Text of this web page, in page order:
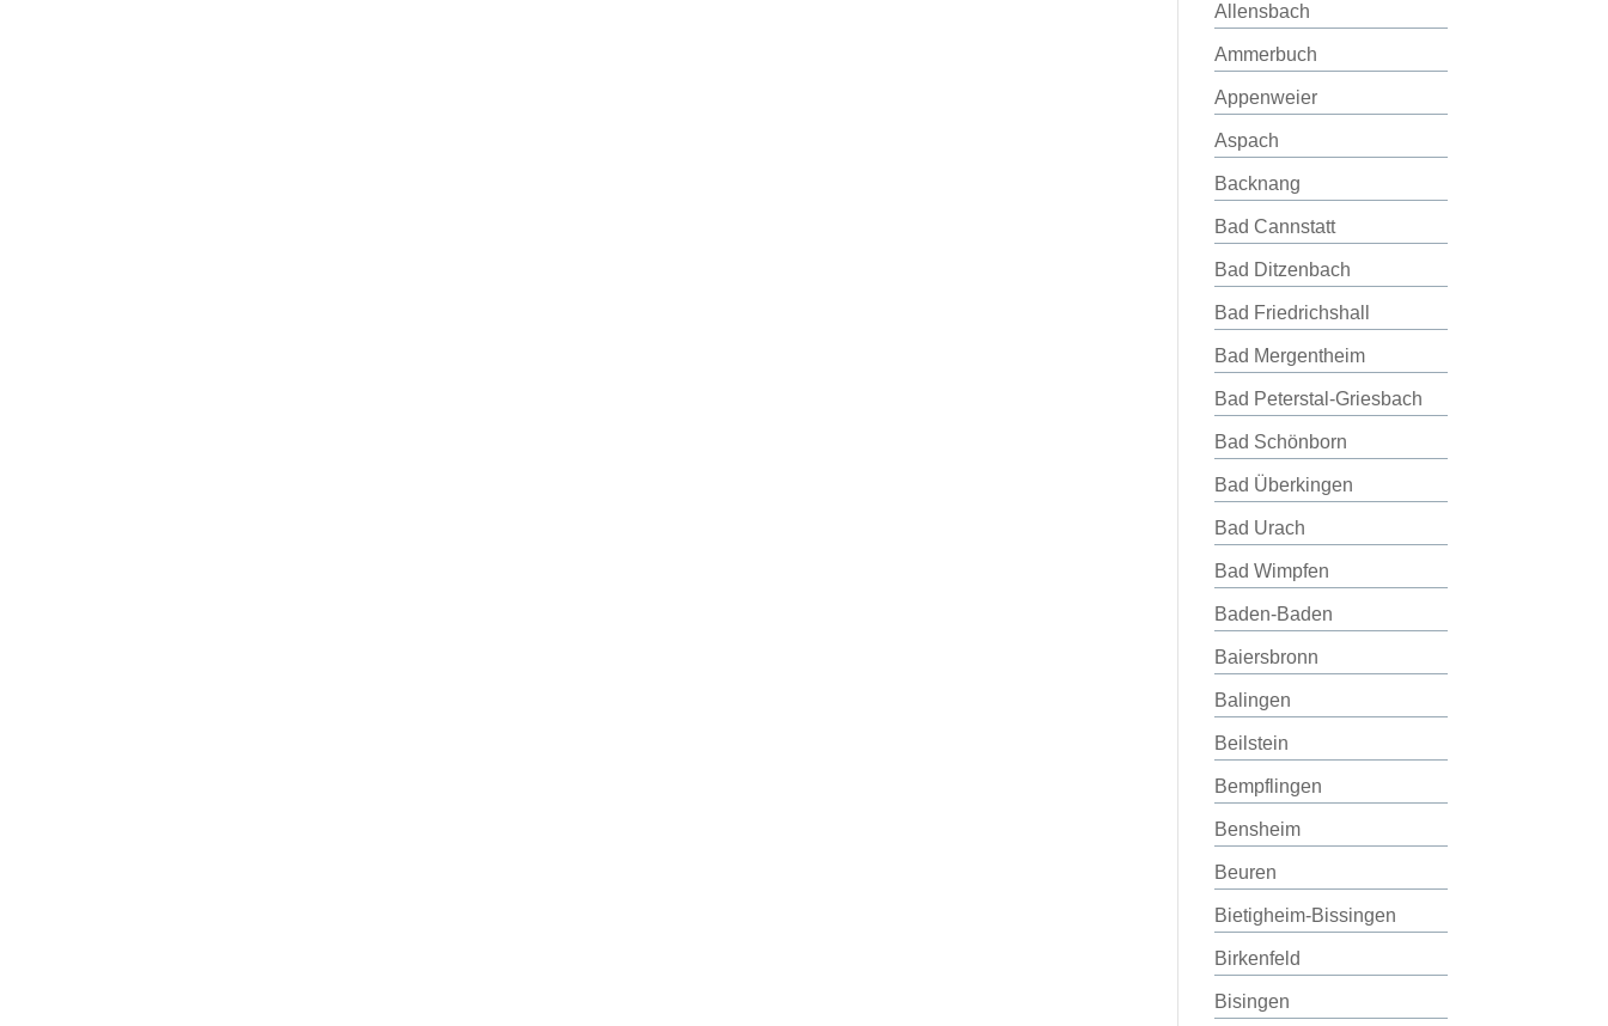
Allensbach
Ammerbuch
Appenweier
Aspach
Backnang
Bad Cannstatt
Bad Ditzenbach
Bad Friedrichshall
Bad Mergentheim
Bad Peterstal-Griesbach
Bad Schönborn
Bad Überkingen
Bad Urach
Bad Wimpfen
Baden-Baden
Baiersbronn
Balingen
Beilstein
Bempflingen
Bensheim
Beuren
Bietigheim-Bissingen
Birkenfeld
Bisingen